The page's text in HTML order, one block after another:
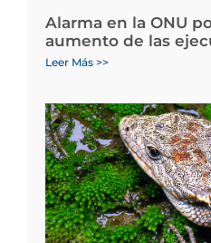
Alarma en la ONU
aumento de las
Leer Más >>